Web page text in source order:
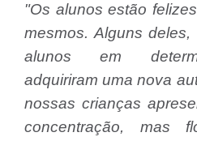
"Os alunos estão
mesmos. Alguns
alunos em
adquiriram uma nova
nossas crianças
concentração, mas